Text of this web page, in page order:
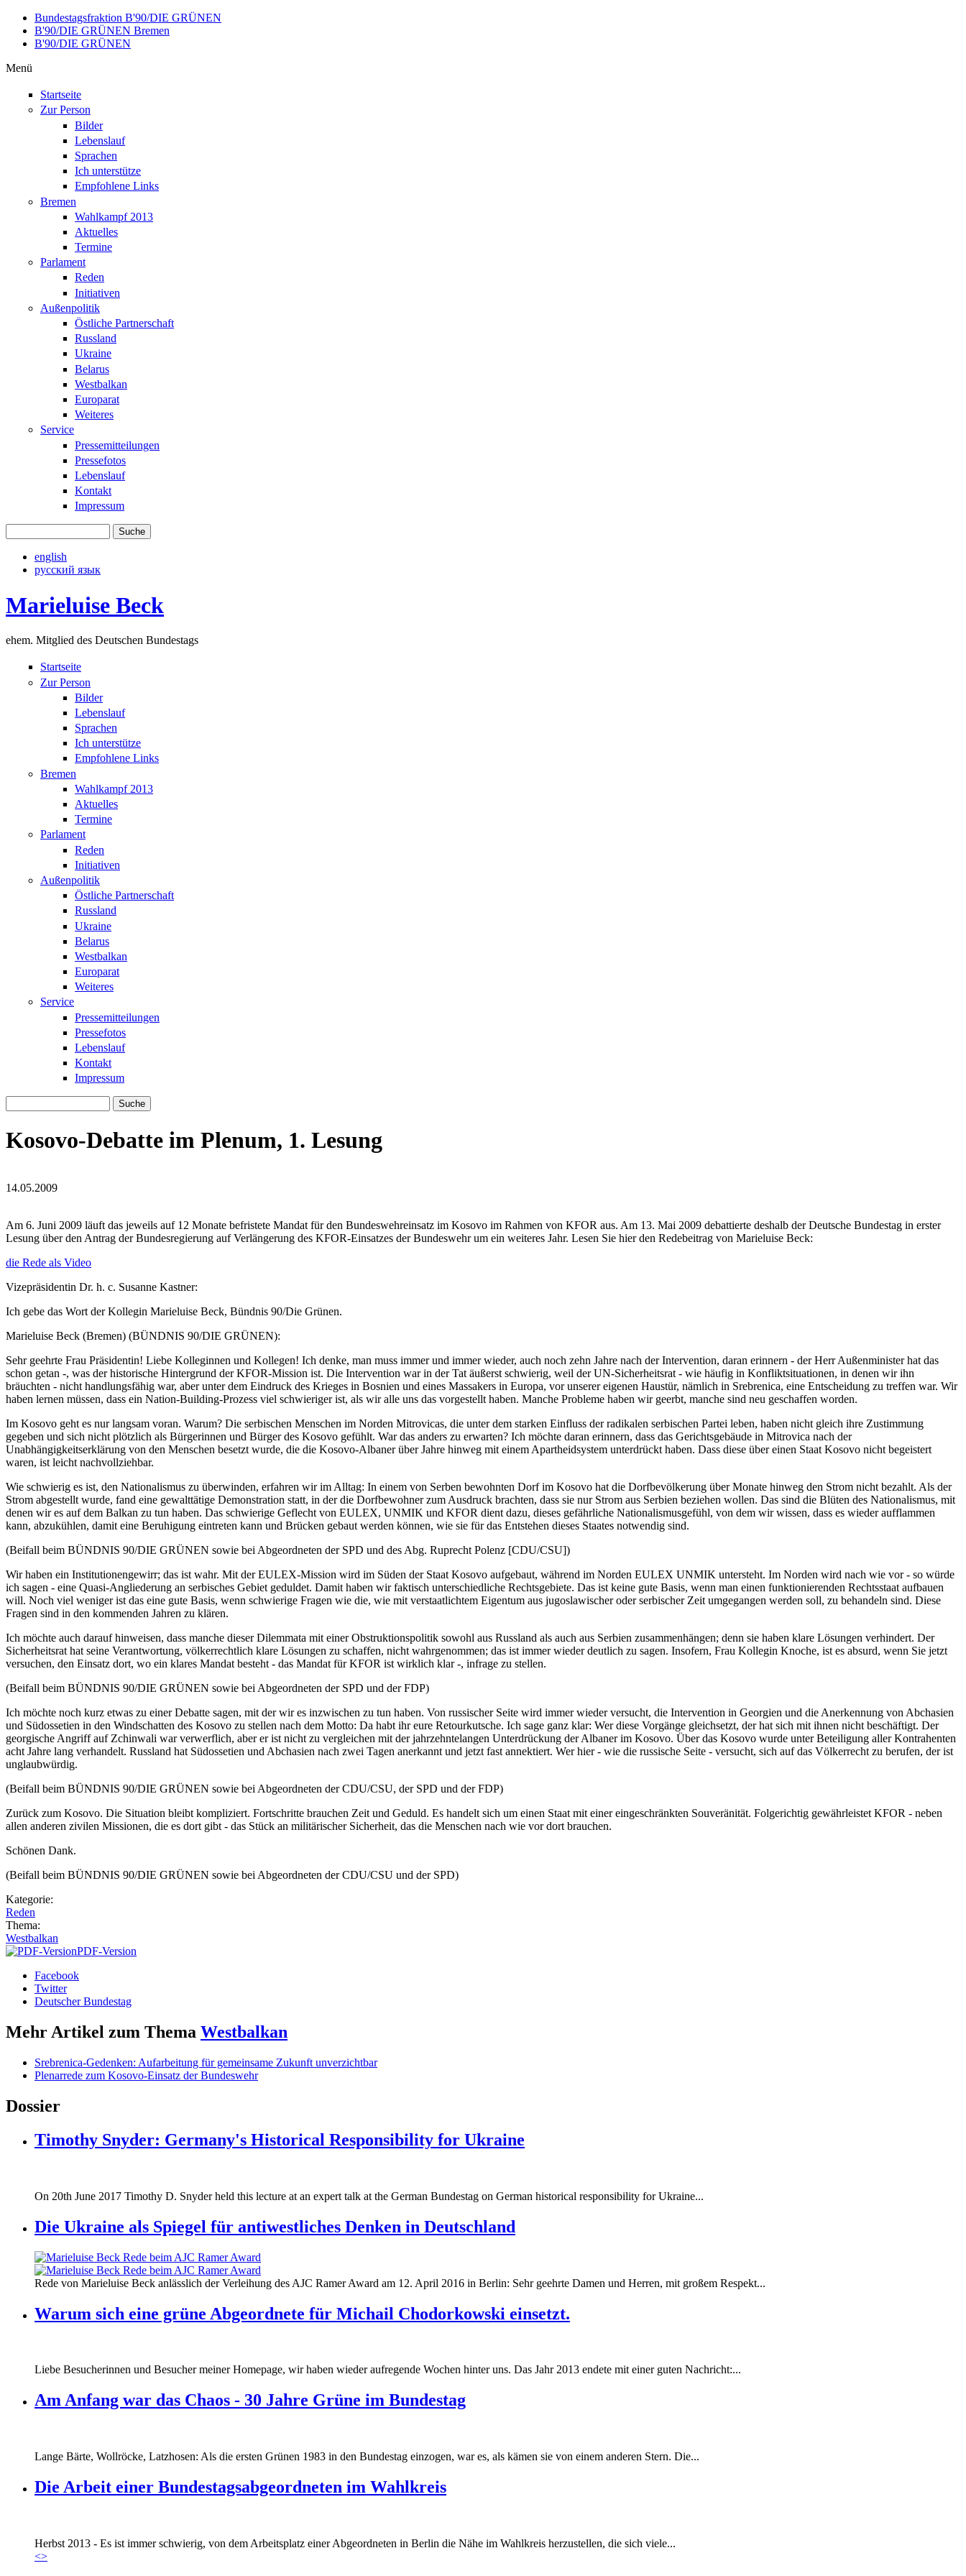
Direkt zum Inhalt
Bundestagsfraktion B'90/DIE GRÜNEN
B'90/DIE GRÜNEN Bremen
B'90/DIE GRÜNEN
Menü
Startseite
Zur Person
Bilder
Lebenslauf
Sprachen
Ich unterstütze
Empfohlene Links
Bremen
Wahlkampf 2013
Aktuelles
Termine
Parlament
Reden
Initiativen
Außenpolitik
Östliche Partnerschaft
Russland
Ukraine
Belarus
Westbalkan
Europarat
Weiteres
Service
Pressemitteilungen
Pressefotos
Lebenslauf
Kontakt
Impressum
english
русский язык
Marieluise Beck
ehem. Mitglied des Deutschen Bundestags
Startseite
Zur Person
Bilder
Lebenslauf
Sprachen
Ich unterstütze
Empfohlene Links
Bremen
Wahlkampf 2013
Aktuelles
Termine
Parlament
Reden
Initiativen
Außenpolitik
Östliche Partnerschaft
Russland
Ukraine
Belarus
Westbalkan
Europarat
Weiteres
Service
Pressemitteilungen
Pressefotos
Lebenslauf
Kontakt
Impressum
Kosovo-Debatte im Plenum, 1. Lesung
KFOR_Logo_Armpatch.JPG
14.05.2009
KFOR_Logo_Armpatch.JPG
Am 6. Juni 2009 läuft das jeweils auf 12 Monate befristete Mandat für den Bundeswehreinsatz im Kosovo im Rahmen von KFOR aus. Am 13. Mai 2009 debattierte deshalb der Deutsche Bundestag in erster
Lesung über den Antrag der Bundesregierung auf Verlängerung des KFOR-Einsatzes der Bundeswehr um ein weiteres Jahr. Lesen Sie hier den Redebeitrag von Marieluise Beck:
die Rede als Video
Vizepräsidentin Dr. h. c. Susanne Kastner:
Ich gebe das Wort der Kollegin Marieluise Beck, Bündnis 90/Die Grünen.
Marieluise Beck (Bremen) (BÜNDNIS 90/DIE GRÜNEN):
Sehr geehrte Frau Präsidentin! Liebe Kolleginnen und Kollegen! Ich denke, man muss immer und immer wieder, auch noch zehn Jahre nach der Intervention, daran erinnern - der Herr Außenminister hat das
schon getan -, was der historische Hintergrund der KFOR-Mission ist. Die Intervention war in der Tat äußerst schwierig, weil der UN-Sicherheitsrat - wie häufig in Konfliktsituationen, in denen wir ihn
bräuchten - nicht handlungsfähig war, aber unter dem Eindruck des Krieges in Bosnien und eines Massakers in Europa, vor unserer eigenen Haustür, nämlich in Srebrenica, eine Entscheidung zu treffen war. Wir
haben lernen müssen, dass ein Nation-Building-Prozess viel schwieriger ist, als wir alle uns das vorgestellt haben. Manche Probleme haben wir geerbt, manche sind neu geschaffen worden.
Im Kosovo geht es nur langsam voran. Warum? Die serbischen Menschen im Norden Mitrovicas, die unter dem starken Einfluss der radikalen serbischen Partei leben, haben nicht gleich ihre Zustimmung
gegeben und sich nicht plötzlich als Bürgerinnen und Bürger des Kosovo gefühlt. War das anders zu erwarten? Ich möchte daran erinnern, dass das Gerichtsgebäude in Mitrovica nach der
Unabhängigkeitserklärung von den Menschen besetzt wurde, die die Kosovo-Albaner über Jahre hinweg mit einem Apartheidsystem unterdrückt haben. Dass diese über einen Staat Kosovo nicht begeistert
waren, ist leicht nachvollziehbar.
Wie schwierig es ist, den Nationalismus zu überwinden, erfahren wir im Alltag: In einem von Serben bewohnten Dorf im Kosovo hat die Dorfbevölkerung über Monate hinweg den Strom nicht bezahlt. Als der
Strom abgestellt wurde, fand eine gewalttätige Demonstration statt, in der die Dorfbewohner zum Ausdruck brachten, dass sie nur Strom aus Serbien beziehen wollen. Das sind die Blüten des Nationalismus, mit
denen wir es auf dem Balkan zu tun haben. Das schwierige Geflecht von EULEX, UNMIK und KFOR dient dazu, dieses gefährliche Nationalismusgefühl, von dem wir wissen, dass es wieder aufflammen
kann, abzukühlen, damit eine Beruhigung eintreten kann und Brücken gebaut werden können, wie sie für das Entstehen dieses Staates notwendig sind.
(Beifall beim BÜNDNIS 90/DIE GRÜNEN sowie bei Abgeordneten der SPD und des Abg. Ruprecht Polenz [CDU/CSU])
Wir haben ein Institutionengewirr; das ist wahr. Mit der EULEX-Mission wird im Süden der Staat Kosovo aufgebaut, während im Norden EULEX UNMIK untersteht. Im Norden wird nach wie vor - so würde
ich sagen - eine Quasi-Angliederung an serbisches Gebiet geduldet. Damit haben wir faktisch unterschiedliche Rechtsgebiete. Das ist keine gute Basis, wenn man einen funktionierenden Rechtsstaat aufbauen
will. Noch viel weniger ist das eine gute Basis, wenn schwierige Fragen wie die, wie mit verstaatlichtem Eigentum aus jugoslawischer oder serbischer Zeit umgegangen werden soll, zu behandeln sind. Diese
Fragen sind in den kommenden Jahren zu klären.
Ich möchte auch darauf hinweisen, dass manche dieser Dilemmata mit einer Obstruktionspolitik sowohl aus Russland als auch aus Serbien zusammenhängen; denn sie haben klare Lösungen verhindert. Der
Sicherheitsrat hat seine Verantwortung, völkerrechtlich klare Lösungen zu schaffen, nicht wahrgenommen; das ist immer wieder deutlich zu sagen. Insofern, Frau Kollegin Knoche, ist es absurd, wenn Sie jetzt
versuchen, den Einsatz dort, wo ein klares Mandat besteht - das Mandat für KFOR ist wirklich klar -, infrage zu stellen.
(Beifall beim BÜNDNIS 90/DIE GRÜNEN sowie bei Abgeordneten der SPD und der FDP)
Ich möchte noch kurz etwas zu einer Debatte sagen, mit der wir es inzwischen zu tun haben. Von russischer Seite wird immer wieder versucht, die Intervention in Georgien und die Anerkennung von Abchasien
und Südossetien in den Windschatten des Kosovo zu stellen nach dem Motto: Da habt ihr eure Retourkutsche. Ich sage ganz klar: Wer diese Vorgänge gleichsetzt, der hat sich mit ihnen nicht beschäftigt. Der
georgische Angriff auf Zchinwali war verwerflich, aber er ist nicht zu vergleichen mit der jahrzehntelangen Unterdrückung der Albaner im Kosovo. Über das Kosovo wurde unter Beteiligung aller Kontrahenten
acht Jahre lang verhandelt. Russland hat Südossetien und Abchasien nach zwei Tagen anerkannt und jetzt fast annektiert. Wer hier - wie die russische Seite - versucht, sich auf das Völkerrecht zu berufen, der ist
unglaubwürdig.
(Beifall beim BÜNDNIS 90/DIE GRÜNEN sowie bei Abgeordneten der CDU/CSU, der SPD und der FDP)
Zurück zum Kosovo. Die Situation bleibt kompliziert. Fortschritte brauchen Zeit und Geduld. Es handelt sich um einen Staat mit einer eingeschränkten Souveränität. Folgerichtig gewährleistet KFOR - neben
allen anderen zivilen Missionen, die es dort gibt - das Stück an militärischer Sicherheit, das die Menschen nach wie vor dort brauchen.
Schönen Dank.
(Beifall beim BÜNDNIS 90/DIE GRÜNEN sowie bei Abgeordneten der CDU/CSU und der SPD)
Kategorie:
Reden
Thema:
Westbalkan
PDF-Version
Facebook
Twitter
Deutscher Bundestag
Mehr Artikel zum Thema Westbalkan
Srebrenica-Gedenken: Aufarbeitung für gemeinsame Zukunft unverzichtbar
Plenarrede zum Kosovo-Einsatz der Bundeswehr
Dossier
Timothy Snyder: Germany's Historical Responsibility for Ukraine
170620_fg_ukraine_timothy_snyder.jpg
170620_fg_ukraine_timothy_snyder.jpg
On 20th June 2017 Timothy D. Snyder held this lecture at an expert talk at the German Bundestag on German historical responsibility for Ukraine...
Die Ukraine als Spiegel für antiwestliches Denken in Deutschland
160412_ramer_award.jpg
160412_ramer_award.jpg
Rede von Marieluise Beck anlässlich der Verleihung des AJC Ramer Award am 12. April 2016 in Berlin: Sehr geehrte Damen und Herren, mit großem Respekt...
Warum sich eine grüne Abgeordnete für Michail Chodorkowski einsetzt.
Liebe Besucherinnen und Besucher meiner Homepage, wir haben wieder aufregende Wochen hinter uns. Das Jahr 2013 endete mit einer guten Nachricht:...
Am Anfang war das Chaos - 30 Jahre Grüne im Bundestag
Lange Bärte, Wollröcke, Latzhosen: Als die ersten Grünen 1983 in den Bundestag einzogen, war es, als kämen sie von einem anderen Stern. Die...
Die Arbeit einer Bundestagsabgeordneten im Wahlkreis
Marie_und_Wahlkreis.jpg
Marie_und_Wahlkreis.jpg
Herbst 2013 - Es ist immer schwierig, von dem Arbeitsplatz einer Abgeordneten in Berlin die Nähe im Wahlkreis herzustellen, die sich viele...
<>